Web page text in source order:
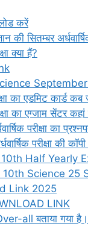
करें
की सितम्बर
क्या हैं?
का एडमिट कार्ड कब
का एग्जाम सेंटर
परीक्षा का
परीक्षा की
Half Yearly
Science 25
Link 2025
LINK
all बताया गया है।